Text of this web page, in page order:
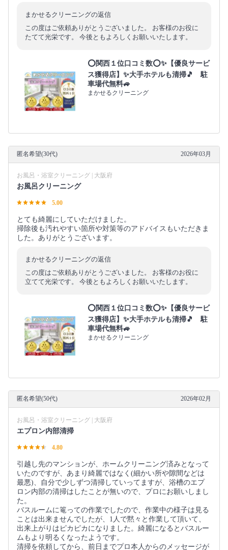
まかせるクリーニングの返信
この度はご依頼ありがとうございました。 お客様のお役に
たてて光栄です。 今後ともよろしくお願いいたします。
⭕関西１位口コミ数⭕✨【優良サービ
ス獲得店】✨大手ホテルも清掃🎵 駐
車場代無料🚙
まかせるクリーニング
匿名希望(30代) 2026年03月
お風呂・浴室クリーニング | 大阪府
お風呂クリーニング
5.00
とても綺麗にしていただけました。
掃除後も汚れやすい箇所や対策等のアドバイスもいただきま
した。ありがとうございます。
まかせるクリーニングの返信
この度はご依頼ありがとうございました。 お客様のお役に
立てて光栄です。 今後ともよろしくお願いいたします。
⭕関西１位口コミ数⭕✨【優良サービ
ス獲得店】✨大手ホテルも清掃🎵 駐
車場代無料🚙
まかせるクリーニング
匿名希望(50代) 2026年02月
お風呂・浴室クリーニング | 大阪府
エプロン内部清掃
4.80
引越し先のマンションが、ホームクリーニング済みとなって
いたのですが、あまり綺麗ではなく(細かい所や隙間などは
最悪)、自分で少しずつ清掃していってますが、浴槽のエプ
ロン内部の清掃はしたことが無いので、プロにお願いしまし
た。
バスルームに篭っての作業でしたので、作業中の様子は見る
ことは出来ませんでしたが、1人で黙々と作業して頂いて、
出来上がりはピカピカになりました。綺麗になるとバスルー
ムもより明るくなったようです。
清掃を依頼してから、前日までプロ本人からのメッセージが